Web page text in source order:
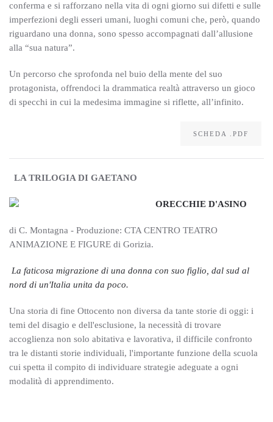
conferma e si rafforzano nella vita di ogni giorno sui difetti e sulle
imperfezioni degli esseri umani, luoghi comuni che, però, quando
riguardano una donna, sono spesso accompagnati dall’allusione
alla “sua natura”.
Un percorso che sprofonda nel buio della mente del suo
protagonista, offrendoci la drammatica realtà attraverso un gioco
di specchi in cui la medesima immagine si riflette, all’infinito.
SCHEDA .PDF
LA TRILOGIA DI GAETANO
ORECCHIE D'ASINO
di C. Montagna - Produzione: CTA CENTRO TEATRO
ANIMAZIONE E FIGURE di Gorizia.
La faticosa migrazione di una donna con suo figlio, dal sud al
nord di un'Italia unita da poco.
Una storia di fine Ottocento non diversa da tante storie di oggi: i
temi del disagio e dell'esclusione, la necessità di trovare
accoglienza non solo abitativa e lavorativa, il difficile confronto
tra le distanti storie individuali, l'importante funzione della scuola
cui spetta il compito di individuare strategie adeguate a ogni
modalità di apprendimento.